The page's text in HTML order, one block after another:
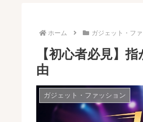
ホーム ガジェット・フ
【初心者必見】
由
ガジェット・ファッション